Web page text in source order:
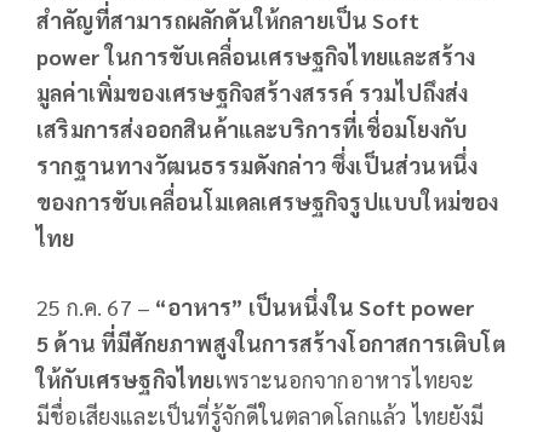
สำคัญที่สามารถผลักดันให้กลายเป็น Soft
power ในการขับเคลื่อนเศรษฐกิจไทยและสร้าง
มูลค่าเพิ่มของเศรษฐกิจสร้างสรรค์ รวมไปถึงส่ง
เสริมการส่งออกสินค้าและบริการที่เชื่อมโยงกับ
รากฐานทางวัฒนธรรมดังกล่าว ซึ่งเป็นส่วนหนึ่ง
ของการขับเคลื่อนโมเดลเศรษฐกิจรูปแบบใหม่ของ
ไทย
25 ก.ค. 67 – “อาหาร” เป็นหนึ่งใน Soft power
5 ด้าน ที่มีศักยภาพสูงในการสร้างโอกาสการเติบโต
ให้กับเศรษฐกิจไทยเพราะนอกจากอาหารไทยจะ
มีชื่อเสียงและเป็นที่รู้จักดีในตลาดโลกแล้ว ไทยยังมี